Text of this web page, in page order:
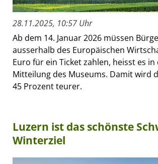
28.11.2025, 10:57 Uhr
Ab dem 14. Januar 2026 müssen
ausserhalb des Europäischen
Euro für ein Ticket zahlen, heisst es in
Mitteilung des Museums. Damit wird
45 Prozent teurer.
Luzern ist das schönste
Winterziel